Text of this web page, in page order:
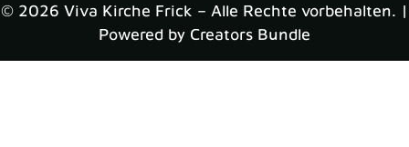
© 2026 Viva Kirche Frick – Alle Rechte vorbehalten. |
Powered by Creators Bundle